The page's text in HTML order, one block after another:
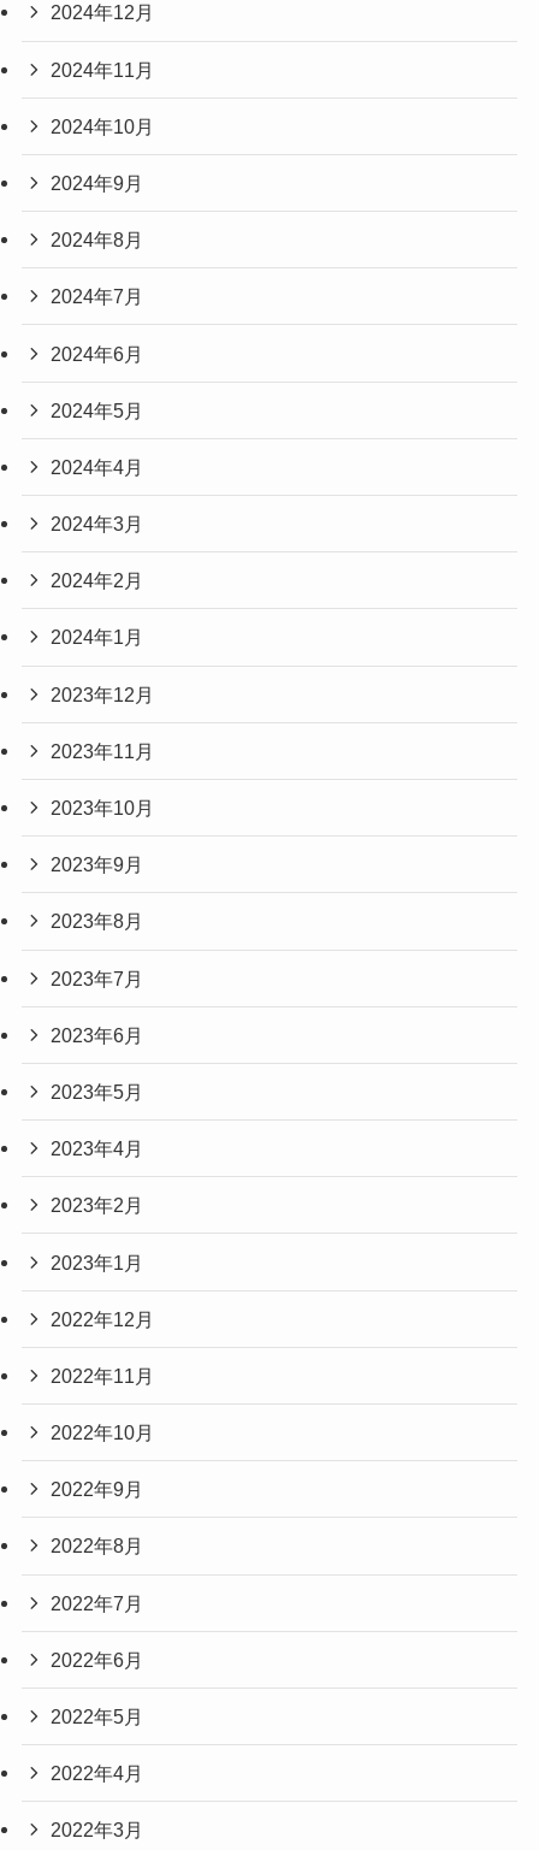
2024年12月
2024年11月
2024年10月
2024年9月
2024年8月
2024年7月
2024年6月
2024年5月
2024年4月
2024年3月
2024年2月
2024年1月
2023年12月
2023年11月
2023年10月
2023年9月
2023年8月
2023年7月
2023年6月
2023年5月
2023年4月
2023年2月
2023年1月
2022年12月
2022年11月
2022年10月
2022年9月
2022年8月
2022年7月
2022年6月
2022年5月
2022年4月
2022年3月